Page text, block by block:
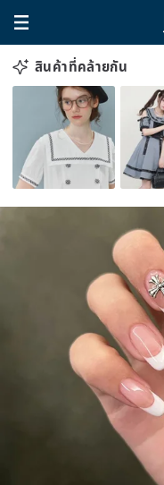
สินค้าที่คล้ายกัน